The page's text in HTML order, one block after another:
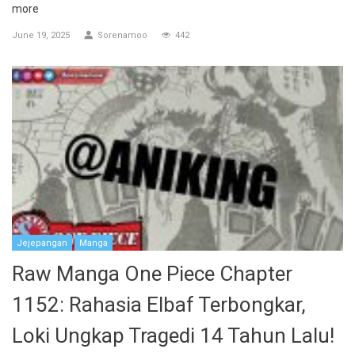
more
June 19, 2025 Sorenamoo 442
Jejepangan Manga
Raw Manga One Piece Chapter
1152: Rahasia Elbaf Terbongkar,
Loki Ungkap Tragedi 14 Tahun Lalu!